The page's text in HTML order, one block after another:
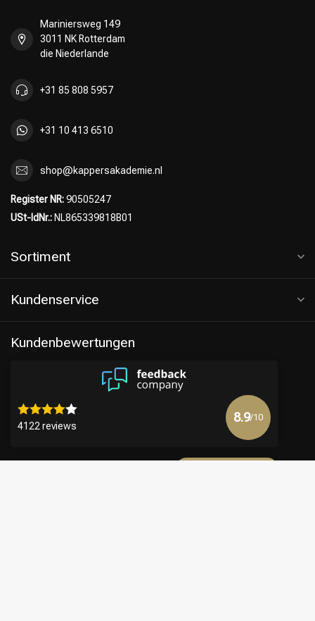
Mariniersweg 149
3011 NK Rotterdam
die Niederlande
+31 85 808 5957
+31 10 413 6510
shop@kappersakademie.nl
Register NR:90505247
USt-IdNr.: NL865339818B01
Sortiment
Kundenservice
Kundenbewertungen
4122 reviews
8.9/10